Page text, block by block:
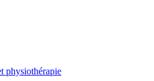
physiothérapie